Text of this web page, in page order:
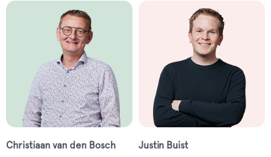
Christiaan van den Bosch
Justin Buist